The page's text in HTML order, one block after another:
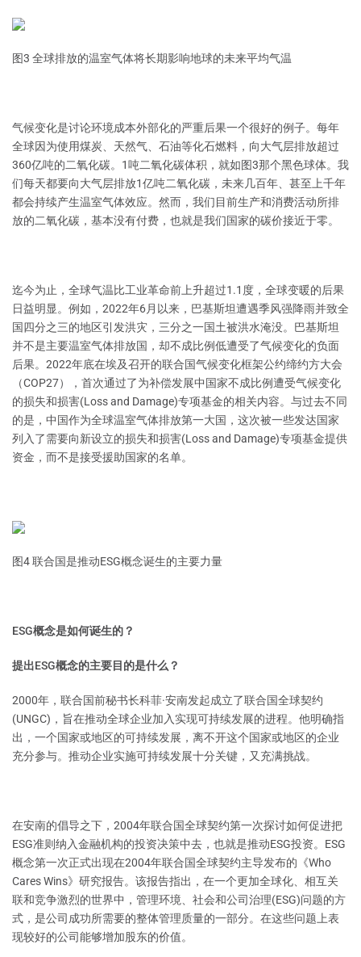
图3 全球排放的温室气体将长期影响地球的未来平均气温
气候变化是讨论环境成本外部化的严重后果一个很好的例子。每年
全球因为使用煤炭、天然气、石油等化石燃料，向大气层排放超过
360亿吨的二氧化碳。1吨二氧化碳体积，就如图3那个黑色球体。我
们每天都要向大气层排放1亿吨二氧化碳，未来几百年、甚至上千年
都会持续产生温室气体效应。然而，我们目前生产和消费活动所排
放的二氧化碳，基本没有付费，也就是我们国家的碳价接近于零。
迄今为止，全球气温比工业革命前上升超过1.1度，全球变暖的后果
日益明显。例如，2022年6月以来，巴基斯坦遭遇季风强降雨并致全
国四分之三的地区引发洪灾，三分之一国土被洪水淹没。巴基斯坦
并不是主要温室气体排放国，却不成比例低遭受了气候变化的负面
后果。2022年底在埃及召开的联合国气候变化框架公约缔约方大会
（COP27），首次通过了为补偿发展中国家不成比例遭受气候变化
的损失和损害(Loss and Damage)专项基金的相关内容。与过去不同
的是，中国作为全球温室气体排放第一大国，这次被一些发达国家
列入了需要向新设立的损失和损害(Loss and Damage)专项基金提供
资金，而不是接受援助国家的名单。
图4 联合国是推动ESG概念诞生的主要力量
ESG概念是如何诞生的？
提出ESG概念的主要目的是什么？
2000年，联合国前秘书长科菲·安南发起成立了联合国全球契约
(UNGC)，旨在推动全球企业加入实现可持续发展的进程。他明确指
出，一个国家或地区的可持续发展，离不开这个国家或地区的企业
充分参与。推动企业实施可持续发展十分关键，又充满挑战。
在安南的倡导之下，2004年联合国全球契约第一次探讨如何促进把
ESG准则纳入金融机构的投资决策中去，也就是推动ESG投资。ESG
概念第一次正式出现在2004年联合国全球契约主导发布的《Who
Cares Wins》研究报告。该报告指出，在一个更加全球化、相互关
联和竞争激烈的世界中，管理环境、社会和公司治理(ESG)问题的方
式，是公司成功所需要的整体管理质量的一部分。在这些问题上表
现较好的公司能够增加股东的价值。